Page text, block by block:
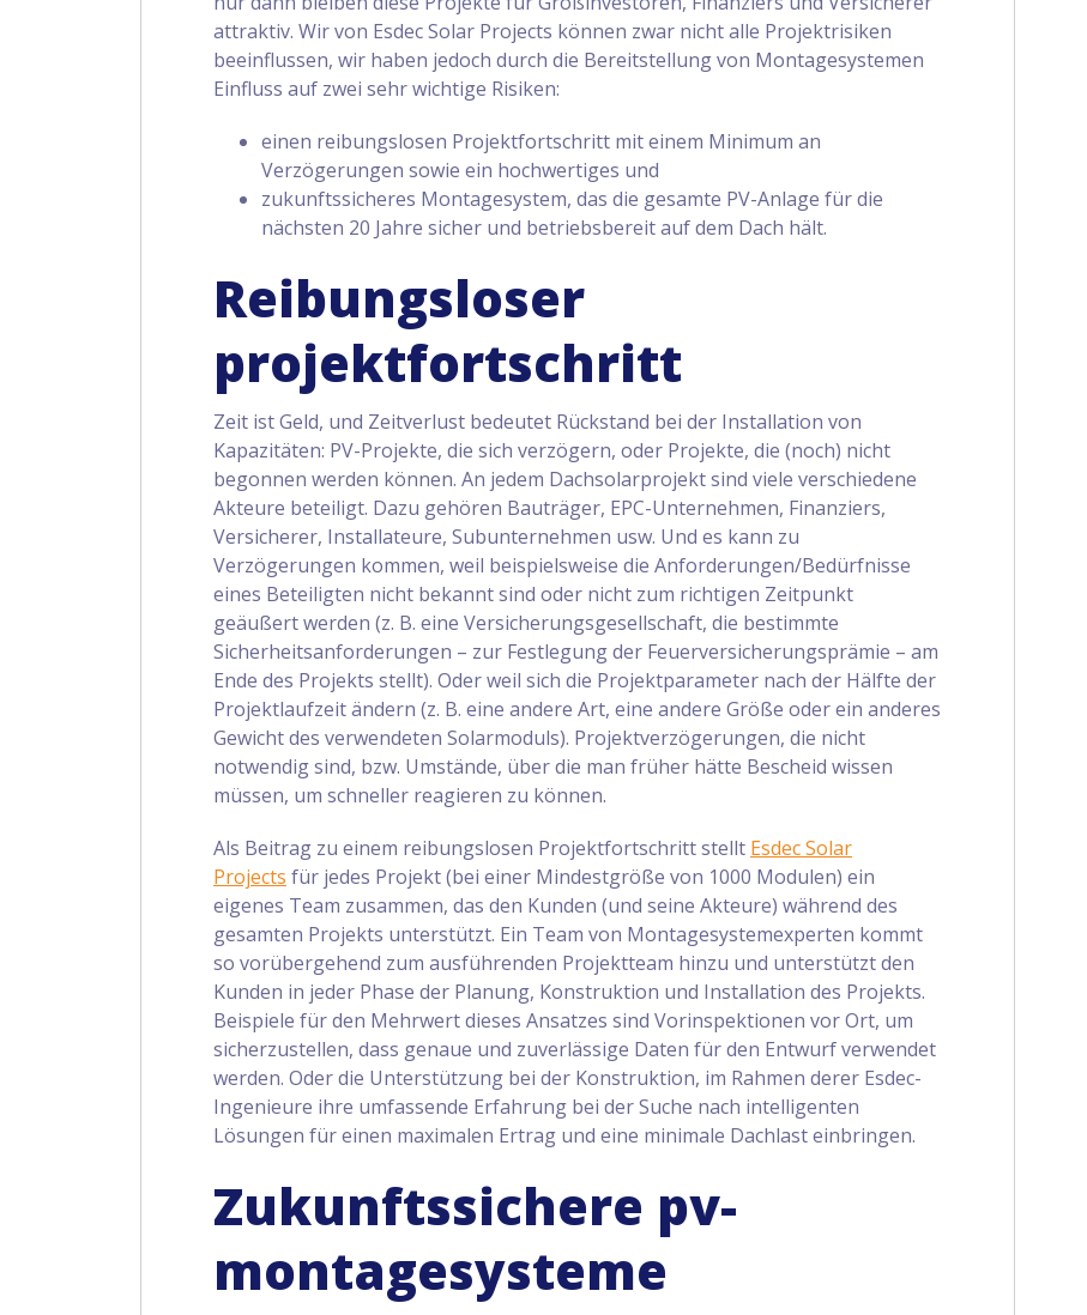
attraktiv. Wir von Esdec Solar Projects können zwar nicht alle Projektrisiken
beeinflussen, wir haben jedoch durch die Bereitstellung von Montagesystemen
Einfluss auf zwei sehr wichtige Risiken:
einen reibungslosen Projektfortschritt mit einem Minimum an
Verzögerungen sowie ein hochwertiges und
zukunftssicheres Montagesystem, das die gesamte PV-Anlage für die
nächsten 20 Jahre sicher und betriebsbereit auf dem Dach hält.
Reibungsloser
projektfortschritt
Zeit ist Geld, und Zeitverlust bedeutet Rückstand bei der Installation von
Kapazitäten: PV-Projekte, die sich verzögern, oder Projekte, die (noch) nicht
begonnen werden können. An jedem Dachsolarprojekt sind viele verschiedene
Akteure beteiligt. Dazu gehören Bauträger, EPC-Unternehmen, Finanziers,
Versicherer, Installateure, Subunternehmen usw. Und es kann zu
Verzögerungen kommen, weil beispielsweise die Anforderungen/Bedürfnisse
eines Beteiligten nicht bekannt sind oder nicht zum richtigen Zeitpunkt
geäußert werden (z. B. eine Versicherungsgesellschaft, die bestimmte
Sicherheitsanforderungen – zur Festlegung der Feuerversicherungsprämie – am
Ende des Projekts stellt). Oder weil sich die Projektparameter nach der Hälfte der
Projektlaufzeit ändern (z. B. eine andere Art, eine andere Größe oder ein anderes
Gewicht des verwendeten Solarmoduls). Projektverzögerungen, die nicht
notwendig sind, bzw. Umstände, über die man früher hätte Bescheid wissen
müssen, um schneller reagieren zu können.
Als Beitrag zu einem reibungslosen Projektfortschritt stellt Esdec Solar
Projects für jedes Projekt (bei einer Mindestgröße von 1000 Modulen) ein
eigenes Team zusammen, das den Kunden (und seine Akteure) während des
gesamten Projekts unterstützt. Ein Team von Montagesystemexperten kommt
so vorübergehend zum ausführenden Projektteam hinzu und unterstützt den
Kunden in jeder Phase der Planung, Konstruktion und Installation des Projekts.
Beispiele für den Mehrwert dieses Ansatzes sind Vorinspektionen vor Ort, um
sicherzustellen, dass genaue und zuverlässige Daten für den Entwurf verwendet
werden. Oder die Unterstützung bei der Konstruktion, im Rahmen derer Esdec-
Ingenieure ihre umfassende Erfahrung bei der Suche nach intelligenten
Lösungen für einen maximalen Ertrag und eine minimale Dachlast einbringen.
Zukunftssichere pv-
montagesysteme